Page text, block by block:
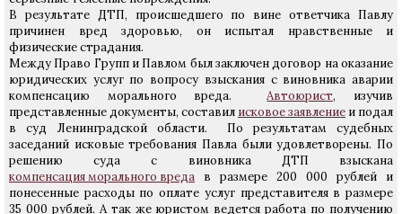
В результате ДТП, происшедшего по вине ответчика Павлу
причинен вред здоровью, он испытал нравственные и
физические страдания.
Между Право Групп и Павлом был заключен договор на оказание
юридических услуг по вопросу взыскания с виновника аварии
компенсацию морального вреда.Автоюрист, изучив
представленные документы, составил исковое заявление и подал
в суд Ленинградской области. По результатам судебных
заседаний исковые требования Павла были удовлетворены. По
решению суда с виновника ДТП взыскана
компенсация морального вреда в размере 200 000 рублей и
понесенные расходы по оплате услуг представителя в размере
35 000 рублей. А так же юристом ведется работа по получению